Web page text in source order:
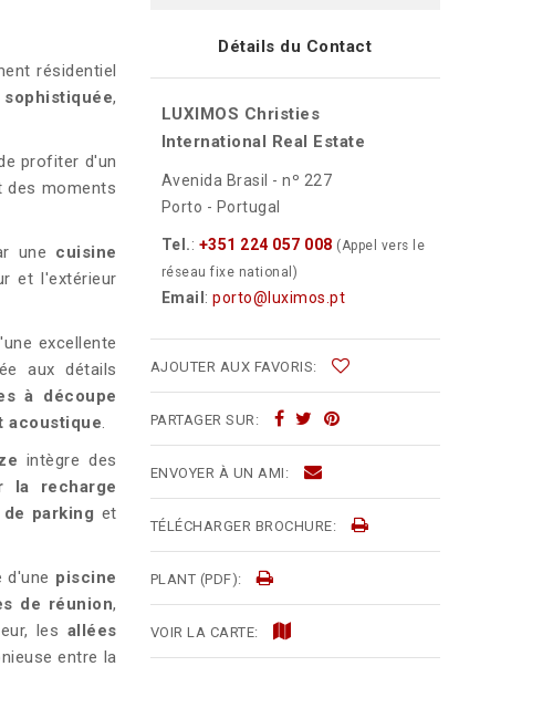
résidentiel
sophistiquée,
profiter d'un
des moments
une cuisine
et l'extérieur
excellente
aux détails
à découpe
acoustique.
intègre des
la recharge
parking et
d'une piscine
de réunion,
les allées
entre la
Détails du Contact
LUXIMOS Christies
International Real Estate
Avenida Brasil - nº 227
Porto - Portugal
Tel.: +351 224 057 008 (Appel vers le
réseau fixe national)
Email : porto@luximos.pt
AJOUTER AUX FAVORIS:
PARTAGER SUR:
ENVOYER À UN AMI:
TÉLÉCHARGER BROCHURE:
PLANT (PDF):
VOIR LA CARTE: